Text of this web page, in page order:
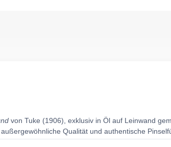
von Tuke (1906), exklusiv in Öl auf Leinwand
Qualität und authentische